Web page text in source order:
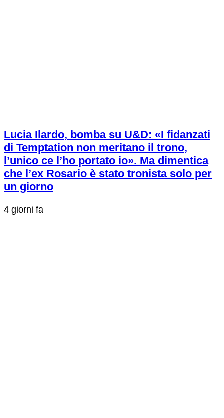
Lucia Ilardo, bomba su U&D: «I fidanzati
di Temptation non meritano il trono,
l’unico ce l’ho portato io». Ma dimentica
che l’ex Rosario è stato tronista solo per
un giorno
4 giorni fa